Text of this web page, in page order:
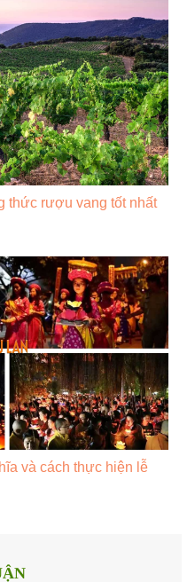
thức rượu vang tốt nhất
và cách thực hiện lễ